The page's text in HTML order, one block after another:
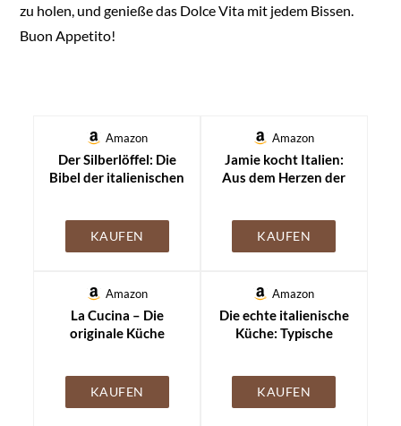
zu holen, und genieße das Dolce Vita mit jedem Bissen.
Buon Appetito!
Amazon
Der Silberlöffel: Die
Bibel der italienischen
Antipasti bis Dolci |
GAD Silbermedaillen-
(Gastronomische
Akademie
Deutschlands e.V.)
KAUFEN
Amazon
Jamie kocht Italien:
Aus dem Herzen der
KAUFEN
Amazon
La Cucina – Die
originale Küche
mit 2.000 Rezepten
aus allen Regionen
KAUFEN
Amazon
Die echte italienische
Küche: Typische
Impressionen aus
allen Regionen (GU
KAUFEN